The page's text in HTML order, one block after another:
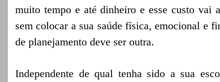
muito tempo e até dinheiro e esse custo vai
sem colocar a sua saúde física, emocional e
de planejamento deve ser outra.
Independente de qual tenha sido a sua